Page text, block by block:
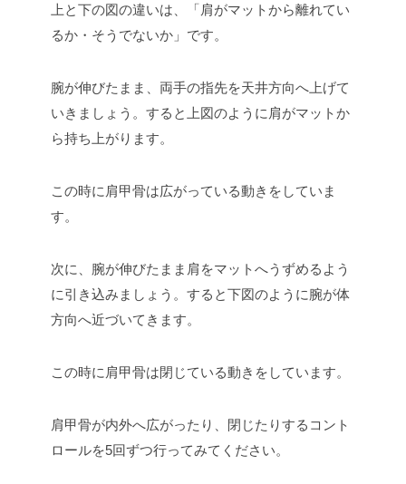
上と下の図の違いは、「肩がマットから離れてい
るか・そうでないか」です。
腕が伸びたまま、両手の指先を天井方向へ上げて
いきましょう。すると上図のように肩がマットか
ら持ち上がります。
この時に肩甲骨は広がっている動きをしていま
す。
次に、腕が伸びたまま肩をマットへうずめるよう
に引き込みましょう。すると下図のように腕が体
方向へ近づいてきます。
この時に肩甲骨は閉じている動きをしています。
肩甲骨が内外へ広がったり、閉じたりするコント
ロールを5回ずつ行ってみてください。